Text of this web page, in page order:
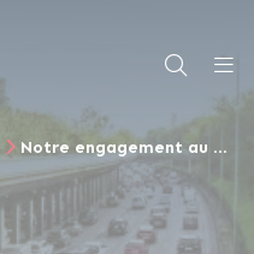
Notre engagement au quotidien